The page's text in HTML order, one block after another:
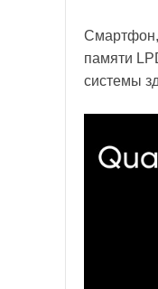
Смартфон,
памяти
системы